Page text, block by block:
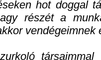
hot doggal
részét a
vendégeimnek